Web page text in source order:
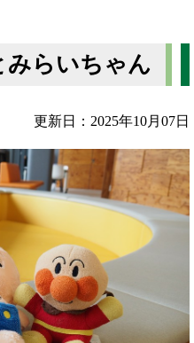
らいちゃん
更新日：2025年10月07日